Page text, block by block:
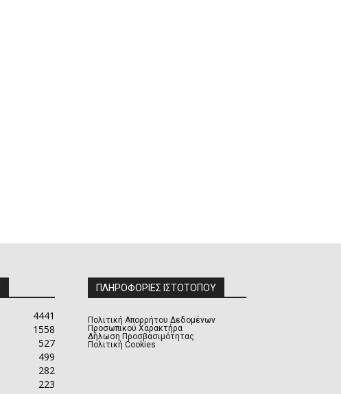
4441
1558
527
499
282
223
ΠΛΗΡΟΦΟΡΙΕΣ ΙΣΤΟΤΟΠΟΥ
Πολιτική Απορρήτου Δεδομένων
Προσωπικού Χαρακτήρα
Δήλωση Προσβασιμότητας
Πολιτική Cookies